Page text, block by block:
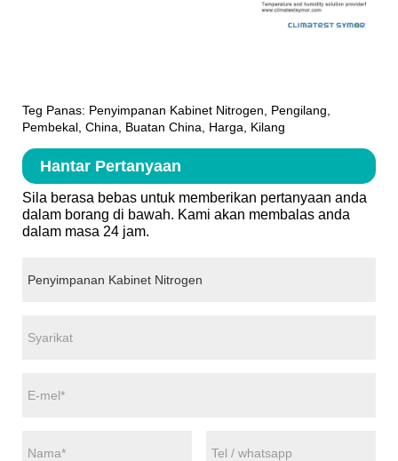
Teg Panas: Penyimpanan Kabinet Nitrogen, Pengilang,
Pembekal, China, Buatan China, Harga, Kilang
Hantar Pertanyaan
Sila berasa bebas untuk memberikan pertanyaan anda
dalam borang di bawah. Kami akan membalas anda
dalam masa 24 jam.